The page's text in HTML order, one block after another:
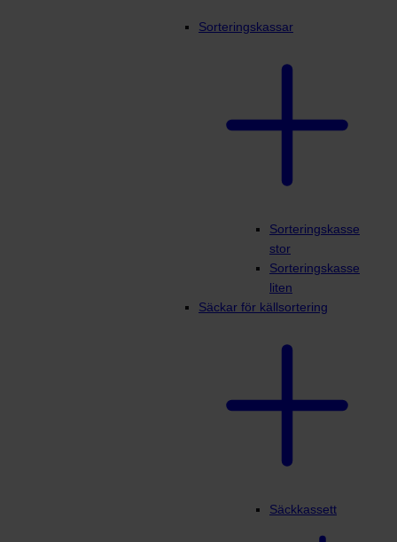
Sorteringskassar
Sorteringskasse
stor
Sorteringskasse
liten
Säckar för källsortering
Säckkassett